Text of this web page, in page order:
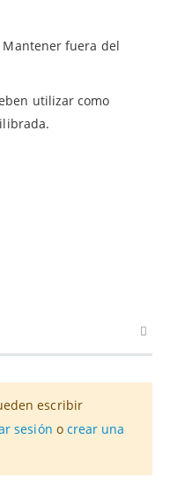
Mantener fuera del
utilizar como
escribir
sesión o crear una